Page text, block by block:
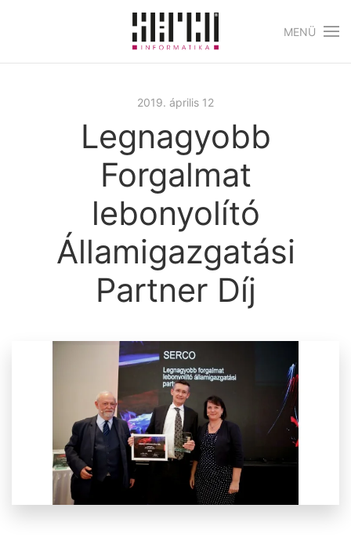
Skip to main content
MENÜ
2019. április 12
Legnagyobb
Forgalmat
lebonyolító
Államigazgatási
Partner Díj